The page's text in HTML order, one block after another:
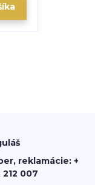
reklamácie: +
212 007